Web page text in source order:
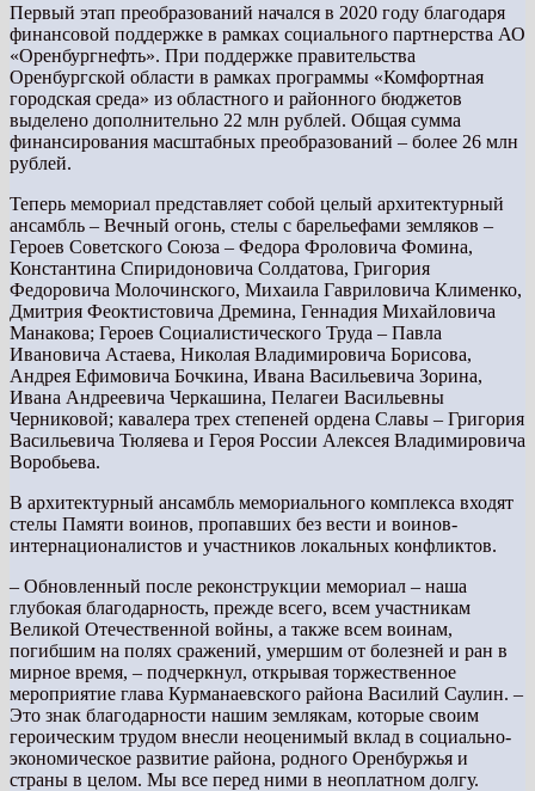
Первый этап преобразований начался в 2020 году благодаря
финансовой поддержке в рамках социального партнерства АО
«Оренбургнефть». При поддержке правительства
Оренбургской области в рамках программы «Комфортная
городская среда» из областного и районного бюджетов
выделено дополнительно 22 млн рублей. Общая сумма
финансирования масштабных преобразований – более 26 млн
рублей.
Теперь мемориал представляет собой целый архитектурный
ансамбль – Вечный огонь, стелы с барельефами земляков –
Героев Советского Союза – Федора Фроловича Фомина,
Константина Спиридоновича Солдатова, Григория
Федоровича Молочинского, Михаила Гавриловича Клименко,
Дмитрия Феоктистовича Дремина, Геннадия Михайловича
Манакова; Героев Социалистического Труда – Павла
Ивановича Астаева, Николая Владимировича Борисова,
Андрея Ефимовича Бочкина, Ивана Васильевича Зорина,
Ивана Андреевича Черкашина, Пелагеи Васильевны
Черниковой; кавалера трех степеней ордена Славы – Григория
Васильевича Тюляева и Героя России Алексея Владимировича
Воробьева.
В архитектурный ансамбль мемориального комплекса входят
стелы Памяти воинов, пропавших без вести и воинов-
интернационалистов и участников локальных конфликтов.
– Обновленный после реконструкции мемориал – наша
глубокая благодарность, прежде всего, всем участникам
Великой Отечественной войны, а также всем воинам,
погибшим на полях сражений, умершим от болезней и ран в
мирное время, – подчеркнул, открывая торжественное
мероприятие глава Курманаевского района Василий Саулин. –
Это знак благодарности нашим землякам, которые своим
героическим трудом внесли неоценимый вклад в социально-
экономическое развитие района, родного Оренбуржья и
страны в целом. Мы все перед ними в неоплатном долгу.